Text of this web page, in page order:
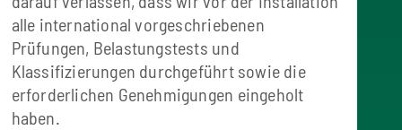
alle international vorgeschriebenen
Prüfungen, Belastungstests und
Klassifizierungen durchgeführt sowie die
erforderlichen Genehmigungen eingeholt
haben.